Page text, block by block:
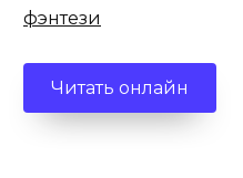
фэнтези
Читать онлайн